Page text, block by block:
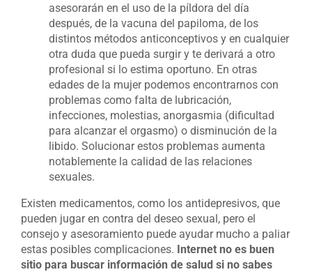
asesorarán en el uso de la píldora del día
después, de la vacuna del papiloma, de los
distintos métodos anticonceptivos y en cualquier
otra duda que pueda surgir y te derivará a otro
profesional si lo estima oportuno. En otras
edades de la mujer podemos encontrarnos con
problemas como falta de lubricación,
infecciones, molestias, anorgasmia (dificultad
para alcanzar el orgasmo) o disminución de la
libido. Solucionar estos problemas aumenta
notablemente la calidad de las relaciones
sexuales.
Existen medicamentos, como los antidepresivos, que
pueden jugar en contra del deseo sexual, pero el
consejo y asesoramiento puede ayudar mucho a paliar
estas posibles complicaciones. Internet no es buen
sitio para buscar información de salud si no sabes